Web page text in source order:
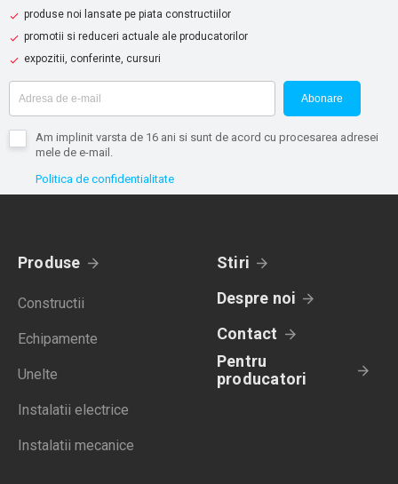
produse noi lansate pe piata constructiilor
promotii si reduceri actuale ale producatorilor
expozitii, conferinte, cursuri
Abonare
Am implinit varsta de 16 ani si sunt de acord cu procesarea adresei
mele de e-mail.
Politica de confidentialitate
Produse
Constructii
Echipamente
Unelte
Instalatii electrice
Instalatii mecanice
Stiri
Despre noi
Contact
Pentru
producatori